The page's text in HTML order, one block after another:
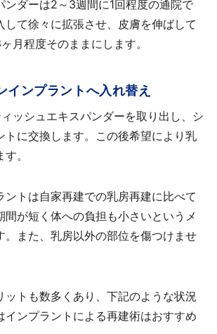
ンダーは2～3週間に1回程度の通院で
して徐々に拡張させ、皮膚を伸ばして
月程度そのままにします。
インプラントへ入れ替え
ッシュエキスパンダーを取り出し、シ
トに交換します。この後希望により乳
。
ントは自家再建での乳房再建に比べて
間が短く体への負担も小さいというメ
。また、乳房以外の部位を傷つけませ
ットも数多くあり、下記のような状況
インプラントによる再建術はおすすめ